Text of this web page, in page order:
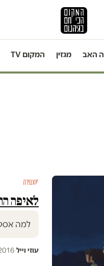
האב מגזין המקום TV
סאטירה
לאיפה
למה
עוזי וייל·